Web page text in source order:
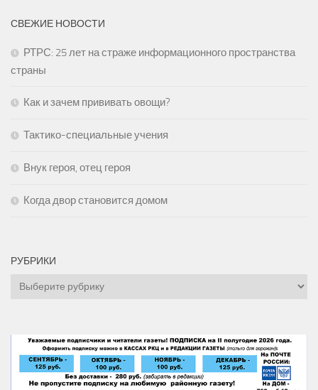
СВЕЖИЕ НОВОСТИ
РТРС: 25 лет на страже информационного пространства
страны
Как и зачем прививать овощи?
Тактико-специальные учения
Внук героя, отец героя
Когда двор становится домом
РУБРИКИ
Рубрики